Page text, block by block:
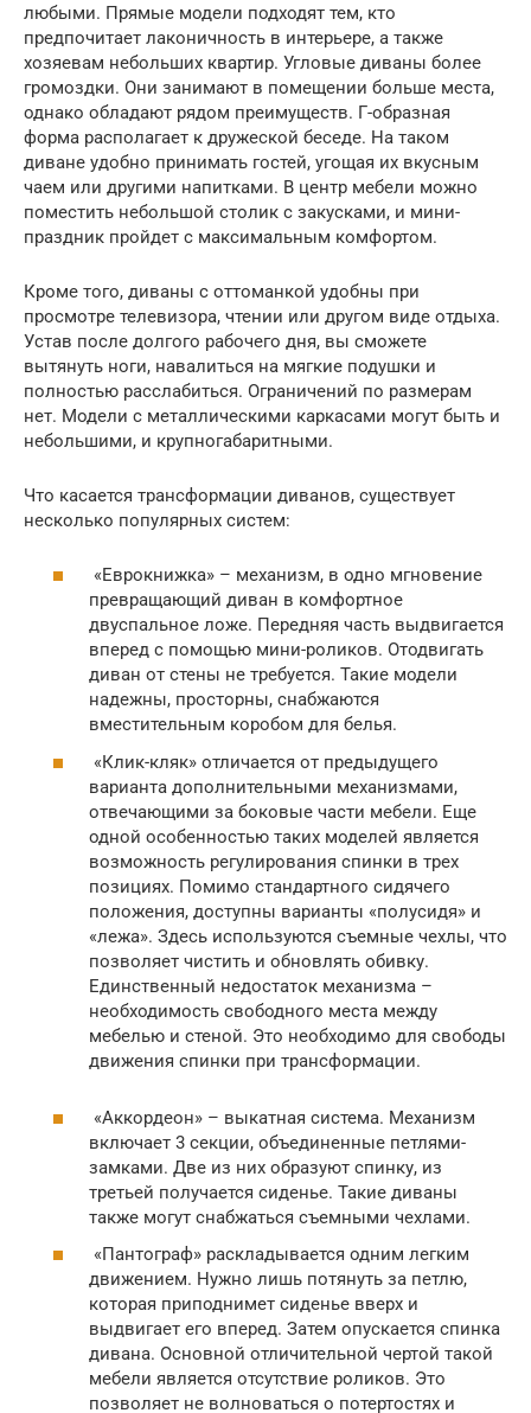
любыми. Прямые модели подходят тем, кто
предпочитает лаконичность в интерьере, а также
хозяевам небольших квартир. Угловые диваны более
громоздки. Они занимают в помещении больше места,
однако обладают рядом преимуществ. Г-образная
форма располагает к дружеской беседе. На таком
диване удобно принимать гостей, угощая их вкусным
чаем или другими напитками. В центр мебели можно
поместить небольшой столик с закусками, и мини-
праздник пройдет с максимальным комфортом.
Кроме того, диваны с оттоманкой удобны при
просмотре телевизора, чтении или другом виде отдыха.
Устав после долгого рабочего дня, вы сможете
вытянуть ноги, навалиться на мягкие подушки и
полностью расслабиться. Ограничений по размерам
нет. Модели с металлическими каркасами могут быть и
небольшими, и крупногабаритными.
Что касается трансформации диванов, существует
несколько популярных систем:
«Еврокнижка» – механизм, в одно мгновение
превращающий диван в комфортное
двуспальное ложе. Передняя часть выдвигается
вперед с помощью мини-роликов. Отодвигать
диван от стены не требуется. Такие модели
надежны, просторны, снабжаются
вместительным коробом для белья.
«Клик-кляк» отличается от предыдущего
варианта дополнительными механизмами,
отвечающими за боковые части мебели. Еще
одной особенностью таких моделей является
возможность регулирования спинки в трех
позициях. Помимо стандартного сидячего
положения, доступны варианты «полусидя» и
«лежа». Здесь используются съемные чехлы, что
позволяет чистить и обновлять обивку.
Единственный недостаток механизма –
необходимость свободного места между
мебелью и стеной. Это необходимо для свободы
движения спинки при трансформации.
«Аккордеон» – выкатная система. Механизм
включает 3 секции, объединенные петлями-
замками. Две из них образуют спинку, из
третьей получается сиденье. Такие диваны
также могут снабжаться съемными чехлами.
«Пантограф» раскладывается одним легким
движением. Нужно лишь потянуть за петлю,
которая приподнимет сиденье вверх и
выдвигает его вперед. Затем опускается спинка
дивана. Основной отличительной чертой такой
мебели является отсутствие роликов. Это
позволяет не волноваться о потертостях и